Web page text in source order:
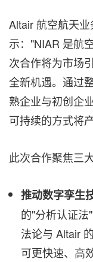
Altair 航空航天
示："NIAR 是航
次合作将为市场
全新机遇。通过
熟企业与初创企
可持续的方式将
此次合作聚焦三
推动数字孪生
的"分析认证
法论与 Altair
可更快速、高